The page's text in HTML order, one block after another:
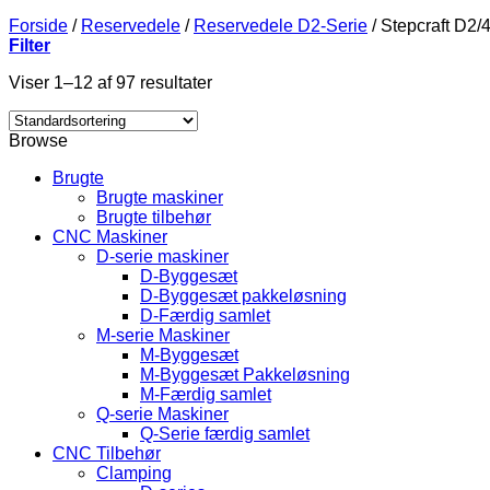
Forside / Reservedele / Reservedele D2-Serie /Stepcraft D2/
Filter
Viser 1–12 af 97 resultater
Browse
Brugte
Brugte maskiner
Brugte tilbehør
CNC Maskiner
D-serie maskiner
D-Byggesæt
D-Byggesæt pakkeløsning
D-Færdig samlet
M-serie Maskiner
M-Byggesæt
M-Byggesæt Pakkeløsning
M-Færdig samlet
Q-serie Maskiner
Q-Serie færdig samlet
CNC Tilbehør
Clamping